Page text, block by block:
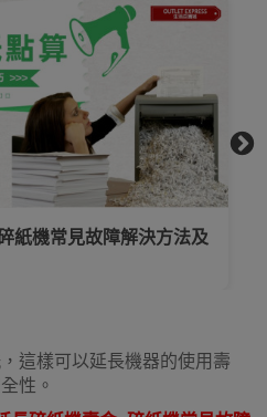
級P1-P7!碎紙機紙碎切多
66399碎紙規格
這樣可以延長機器的使用壽
性。